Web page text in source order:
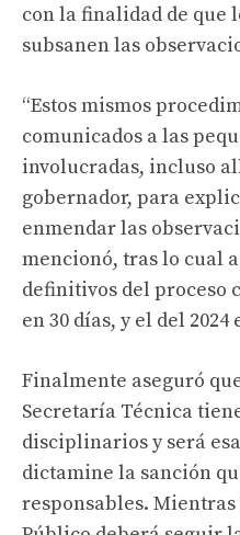
con la finalidad de que
subsanen las
“Estos mismos
comunicados a las
involucradas, incluso
gobernador, para
enmendar las
mencionó, tras lo cual
definitivos del proceso
en 30 días, y el del 2024
Finalmente aseguró
Secretaría Técnica
disciplinarios y será
dictamine la sanción
responsables.